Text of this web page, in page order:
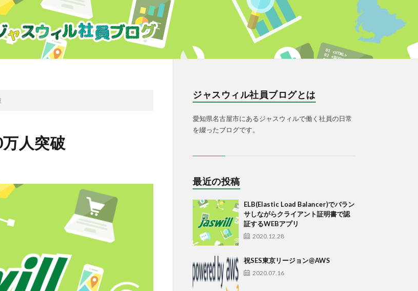
人突破
ジャスウィル社員ブログとは
愛知県名古屋市にあるジャスウィルで働く社員の日常
を綴ったブログです。
最近の投稿
ELB(Elastic Load Balancer)でバラン
サしながらクライアント証明書で認
証するWEBアプリ
2020.12.28
祝SES東京リージョン@AWS
2020.07.16